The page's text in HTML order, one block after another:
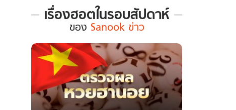
WeTV
เรื่องฮอตในรอบสัปดาห์
เรื่อง
ใน
รอบ
สัปดาห์
Sanook
ข่าว
ของ Sanook ข่าว